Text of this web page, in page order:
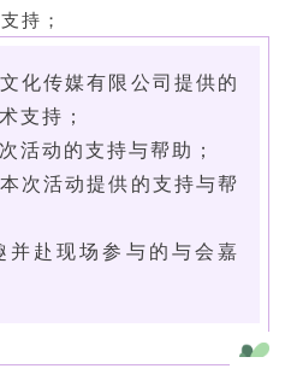
持；
化传媒有限公司提供的
支持；
活动的支持与帮助；
次活动提供的支持与帮
并赴现场参与的与会嘉